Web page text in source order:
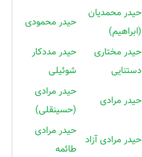
حیدر محمدیان
(ابراهیم)
حیدر محمودی
حیدر مختاری
دستنایی
حیدر مددکار
شوئیلی
حیدر مرادی
حیدر مرادی
(حسینقلی)
حیدر مرادی آزاد
حیدر مرادی
طائمه